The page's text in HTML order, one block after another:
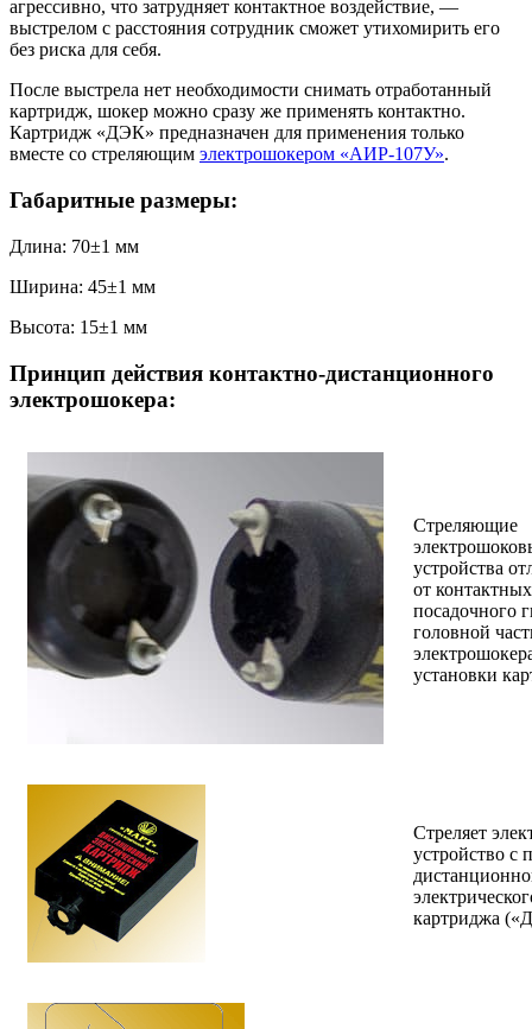
агрессивно, что затрудняет контактное воздействие, —
выстрелом с расстояния сотрудник сможет утихомирить его
без риска для себя.
После выстрела нет необходимости снимать отработанный
картридж, шокер можно сразу же применять контактно.
Картридж «ДЭК» предназначен для применения только
вместе со стреляющим электрошокером «АИР-107У».
Габаритные размеры:
Длина: 70±1 мм
Ширина: 45±1 мм
Высота: 15±1 мм
Принцип действия контактно-дистанционного
электрошокера:
Стреляющие
устройства
от
посадочного
головной
установки
Стреляет
устройство с
картриджа